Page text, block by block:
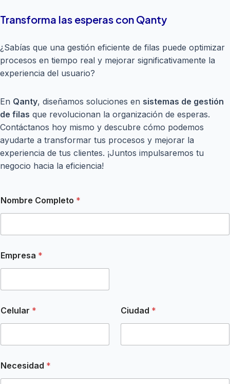
Transforma las esperas con Qanty
¿Sabías que una gestión eficiente de filas puede optimizar
procesos en tiempo real y mejorar significativamente la
experiencia del usuario?
En Qanty, diseñamos soluciones en sistemas de gestión
de filas que revolucionan la organización de esperas.
Contáctanos hoy mismo y descubre cómo podemos
ayudarte a transformar tus procesos y mejorar la
experiencia de tus clientes. ¡Juntos impulsaremos tu
negocio hacia la eficiencia!
Nombre Completo *
Empresa *
Celular * Ciudad *
Necesidad *